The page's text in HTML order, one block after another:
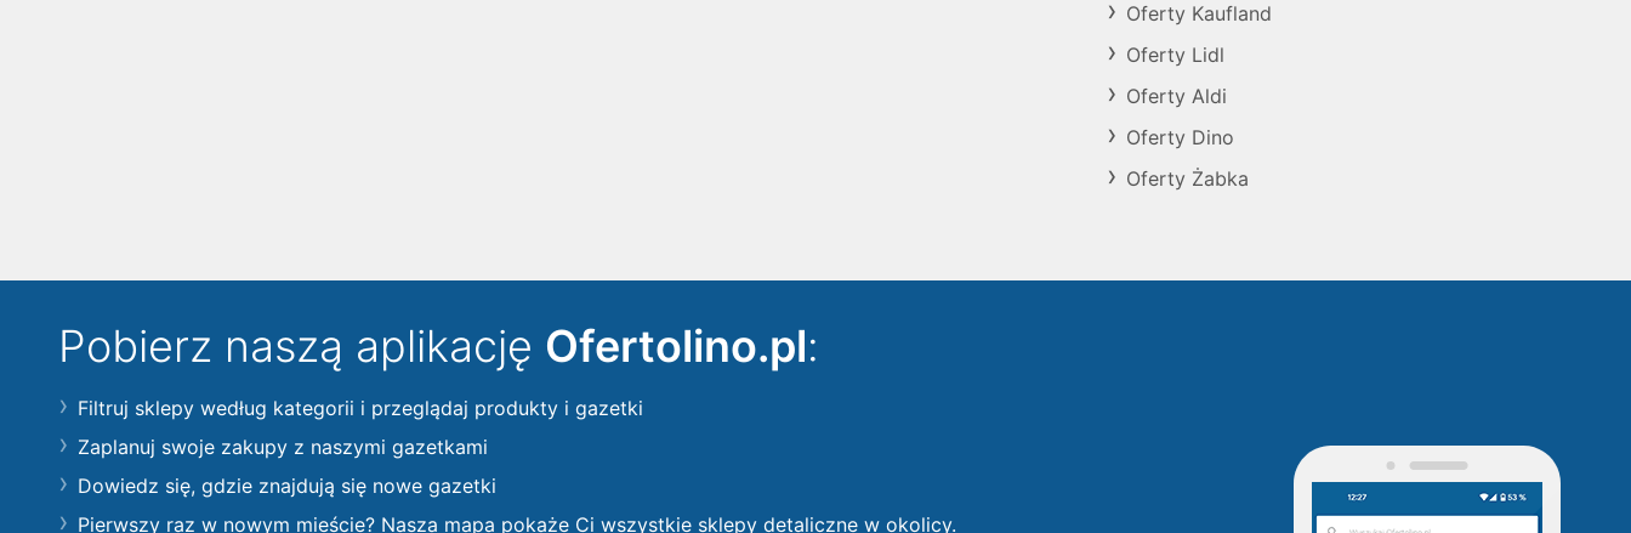
Oferty Kaufland
Oferty Lidl
Oferty Aldi
Oferty Dino
Oferty Żabka
Pobierz naszą aplikację Ofertolino.pl:
Filtruj sklepy według kategorii i przeglądaj produkty i gazetki
Zaplanuj swoje zakupy z naszymi gazetkami
Dowiedz się, gdzie znajdują się nowe gazetki
Pierwszy raz w nowym mieście? Nasza mapa pokaże Ci wszystkie sklepy detaliczne w okolicy.